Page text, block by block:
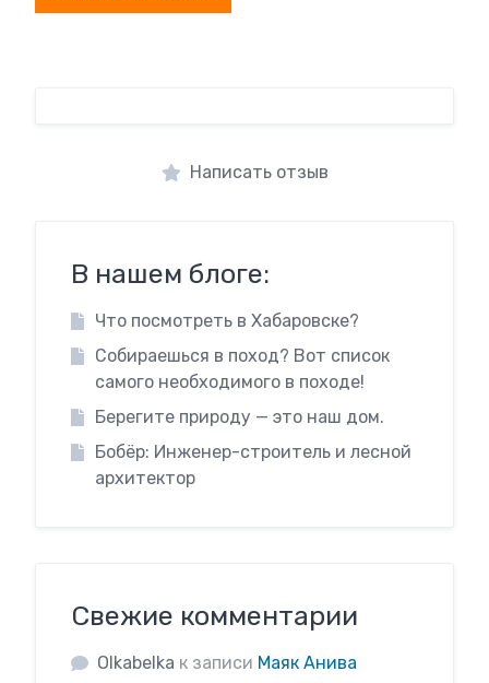
Написать отзыв
В нашем блоге:
Что посмотреть в Хабаровске?
Собираешься в поход? Вот список
самого необходимого в походе!
Берегите природу — это наш дом.
Бобёр: Инженер-строитель и лесной
архитектор
Свежие комментарии
Olkabelka к записи Маяк Анива